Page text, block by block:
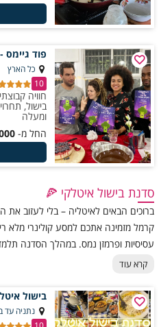
פוד
כל הארץ
10
חוויה
ומעלה
החל מ-
סדנת בישול איטלקי 🍕
ברוכים הבאים לאיטליה – בלי לעזוב
קרמל מזמינה אתכם למסע קולינרי מלא
עסיסיות ופרמזן נמס. במהלך הסדנה
האיטלקי – פסטות בעבודת יד, רטבים
קרא עוד
בישול
נתניה עד